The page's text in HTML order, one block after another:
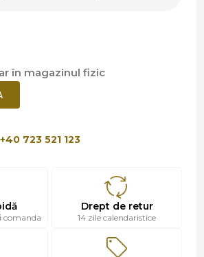
în magazinul fizic
+40 723 521 123
comanda
Drept de retur
14 zile calendaristice